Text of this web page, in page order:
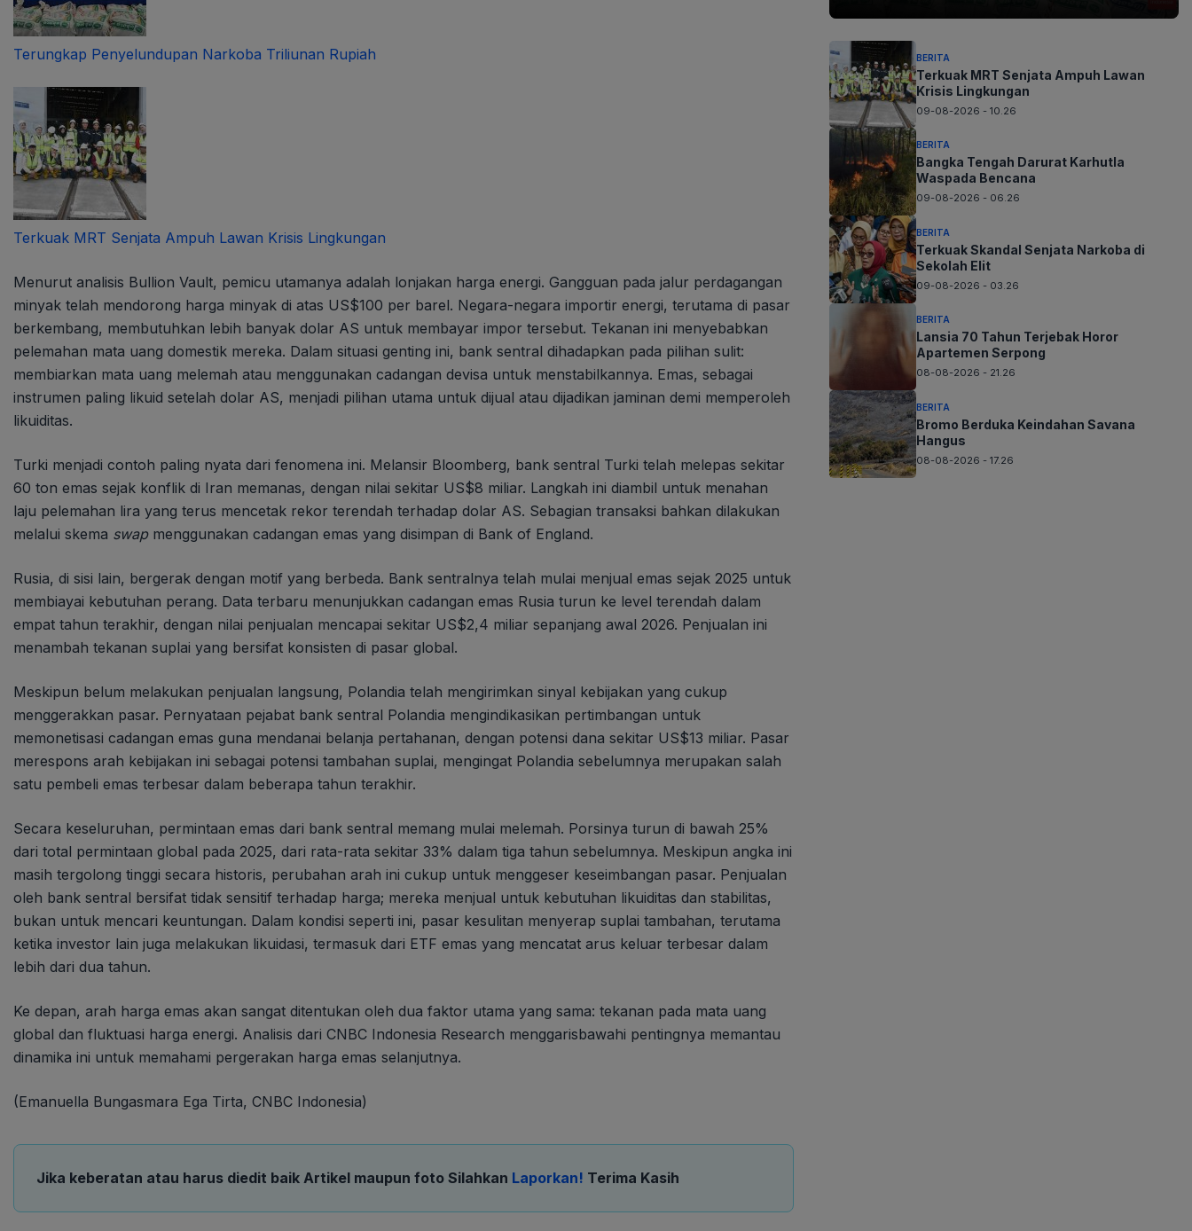
Terungkap Penyelundupan Narkoba Triliunan Rupiah
Terkuak MRT Senjata Ampuh Lawan Krisis Lingkungan
Menurut analisis Bullion Vault, pemicu utamanya adalah lonjakan harga energi. Gangguan pada jalur perdagangan
minyak telah mendorong harga minyak di atas US$100 per barel. Negara-negara importir energi, terutama di pasar
berkembang, membutuhkan lebih banyak dolar AS untuk membayar impor tersebut. Tekanan ini menyebabkan
pelemahan mata uang domestik mereka. Dalam situasi genting ini, bank sentral dihadapkan pada pilihan sulit:
membiarkan mata uang melemah atau menggunakan cadangan devisa untuk menstabilkannya. Emas, sebagai
instrumen paling likuid setelah dolar AS, menjadi pilihan utama untuk dijual atau dijadikan jaminan demi memperoleh
likuiditas.
Turki menjadi contoh paling nyata dari fenomena ini. Melansir Bloomberg, bank sentral Turki telah melepas sekitar
60 ton emas sejak konflik di Iran memanas, dengan nilai sekitar US$8 miliar. Langkah ini diambil untuk menahan
laju pelemahan lira yang terus mencetak rekor terendah terhadap dolar AS. Sebagian transaksi bahkan dilakukan
melalui skema swapmenggunakan cadangan emas yang disimpan di Bank of England.
Rusia, di sisi lain, bergerak dengan motif yang berbeda. Bank sentralnya telah mulai menjual emas sejak 2025 untuk
membiayai kebutuhan perang. Data terbaru menunjukkan cadangan emas Rusia turun ke level terendah dalam
empat tahun terakhir, dengan nilai penjualan mencapai sekitar US$2,4 miliar sepanjang awal 2026. Penjualan ini
menambah tekanan suplai yang bersifat konsisten di pasar global.
Meskipun belum melakukan penjualan langsung, Polandia telah mengirimkan sinyal kebijakan yang cukup
menggerakkan pasar. Pernyataan pejabat bank sentral Polandia mengindikasikan pertimbangan untuk
memonetisasi cadangan emas guna mendanai belanja pertahanan, dengan potensi dana sekitar US$13 miliar. Pasar
merespons arah kebijakan ini sebagai potensi tambahan suplai, mengingat Polandia sebelumnya merupakan salah
satu pembeli emas terbesar dalam beberapa tahun terakhir.
Secara keseluruhan, permintaan emas dari bank sentral memang mulai melemah. Porsinya turun di bawah 25%
dari total permintaan global pada 2025, dari rata-rata sekitar 33% dalam tiga tahun sebelumnya. Meskipun angka ini
masih tergolong tinggi secara historis, perubahan arah ini cukup untuk menggeser keseimbangan pasar. Penjualan
oleh bank sentral bersifat tidak sensitif terhadap harga; mereka menjual untuk kebutuhan likuiditas dan stabilitas,
bukan untuk mencari keuntungan. Dalam kondisi seperti ini, pasar kesulitan menyerap suplai tambahan, terutama
ketika investor lain juga melakukan likuidasi, termasuk dari ETF emas yang mencatat arus keluar terbesar dalam
lebih dari dua tahun.
Ke depan, arah harga emas akan sangat ditentukan oleh dua faktor utama yang sama: tekanan pada mata uang
global dan fluktuasi harga energi. Analisis dari CNBC Indonesia Research menggarisbawahi pentingnya memantau
dinamika ini untuk memahami pergerakan harga emas selanjutnya.
(Emanuella Bungasmara Ega Tirta, CNBC Indonesia)
Jika keberatan atau harus diedit baik Artikel maupun foto Silahkan Laporkan! Terima Kasih
BERITA
Terkuak MRT Senjata Ampuh Lawan
Krisis Lingkungan
09-08-2026 - 10.26
BERITA
Bangka Tengah Darurat Karhutla
Waspada Bencana
09-08-2026 - 06.26
BERITA
Terkuak Skandal Senjata Narkoba di
Sekolah Elit
09-08-2026 - 03.26
BERITA
Lansia 70 Tahun Terjebak Horor
Apartemen Serpong
08-08-2026 - 21.26
BERITA
Bromo Berduka Keindahan Savana
Hangus
08-08-2026 - 17.26